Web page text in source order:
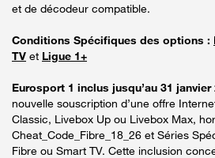
et de décodeur compatible.
Conditions Spécifiques des options :
TV et Ligue 1+
Eurosport 1 inclus jusqu’au 31 janvier
nouvelle souscription d’une offre
Classic, Livebox Up ou Livebox Max,
Cheat_Code_Fibre_18_26 et Séries
Fibre ou Smart TV. Cette inclusion